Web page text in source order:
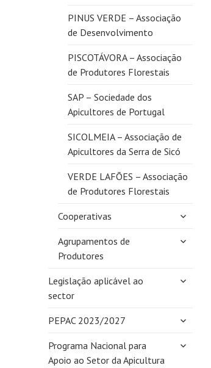
PINUS VERDE – Associação
de Desenvolvimento
PISCOTÁVORA – Associação
de Produtores Florestais
SAP – Sociedade dos
Apicultores de Portugal
SICOLMEIA – Associação de
Apicultores da Serra de Sicó
VERDE LAFÕES – Associação
de Produtores Florestais
Cooperativas
expandir
Agrupamentos de
Produtores
expandir
Legislação aplicável ao
sector
expandir
PEPAC 2023/2027
expandir
Programa Nacional para
Apoio ao Setor da Apicultura
expandir